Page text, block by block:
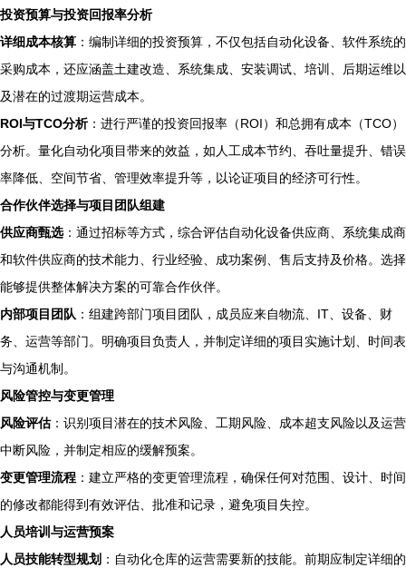
投资预算与投资回报率分析
详细成本核算 ：编制详细的投资预算，不仅包括自动化设备、软件系统的
采购成本，还应涵盖土建改造、系统集成、安装调试、培训、后期运维以
及潜在的过渡期运营成本。
ROI与TCO分析：进行严谨的投资回报率（ROI）和总拥有成本（TCO）
分析。量化自动化项目带来的效益，如人工成本节约、吞吐量提升、错误
率降低、空间节省、管理效率提升等，以论证项目的经济可行性。
合作伙伴选择与项目团队组建
供应商甄选：通过招标等方式，综合评估自动化设备供应商、系统集成商
和软件供应商的技术能力、行业经验、成功案例、售后支持及价格。选择
能够提供整体解决方案的可靠合作伙伴。
内部项目团队 ：组建跨部门项目团队，成员应来自物流、IT、设备、财
务、运营等部门。明确项目负责人，并制定详细的项目实施计划、时间表
与沟通机制。
风险管控与变更管理
风险评估：识别项目潜在的技术风险、工期风险、成本超支风险以及运营
中断风险，并制定相应的缓解预案。
变更管理流程 ：建立严格的变更管理流程，确保任何对范围、设计、时间
的修改都能得到有效评估、批准和记录，避免项目失控。
人员培训与运营预案
人员技能转型规划 ：自动化仓库的运营需要新的技能。前期应制定详细的